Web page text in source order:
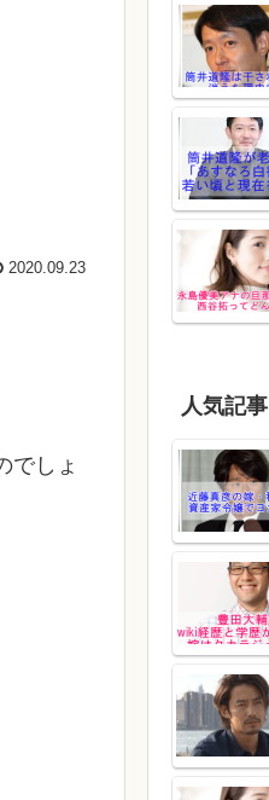
2020.09.23
でしょ
人気記事